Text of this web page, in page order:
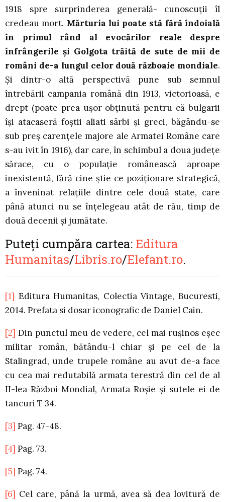
1918 spre surprinderea generală- cunoscuţii îl
credeau mort. Mărturia lui poate stă fără îndoială
în primul rând al evocărilor reale despre
înfrângerile şi Golgota trăită de sute de mii de
români de-a lungul celor două războaie mondiale.
Şi dintr-o altă perspectivă pune sub semnul
întrebării campania română din 1913, victorioasă, e
drept (poate prea uşor obţinută pentru că bulgarii
îşi atacaseră foştii aliati sârbi şi greci, băgându-se
sub preş carenţele majore ale Armatei Române care
s-au ivit în 1916), dar care, în schimbul a doua judeţe
sărace, cu o populaţie românească aproape
inexistentă, fără cine ştie ce poziţionare strategică,
a înveninat relaţiile dintre cele două state, care
până atunci nu se înţelegeau atât de rău, timp de
două decenii şi jumătate.
Puteți cumpăra cartea: Editura
Humanitas/Libris.ro/Elefant.ro.
[1] Editura Humanitas, Colectia Vintage, Bucuresti,
2014. Prefata si dosar iconografic de Daniel Cain.
[2] Din punctul meu de vedere, cel mai ruşinos eşec
militar român, bătându-l chiar şi pe cel de la
Stalingrad, unde trupele române au avut de-a face
cu cea mai redutabilă armata terestră din cel de al
II-lea Război Mondial, Armata Roşie şi sutele ei de
tancuri T 34.
[3] Pag. 47-48.
[4] Pag. 73.
[5] Pag. 74.
[6] Cel care, până la urmă, avea să dea lovitură de